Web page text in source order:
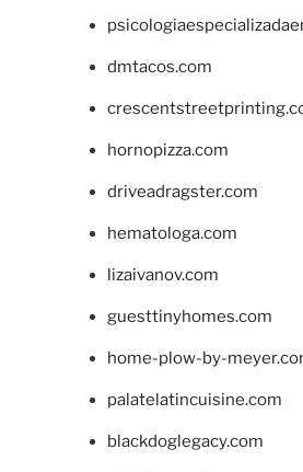
dmtacos.com
hornopizza.com
driveadragster.com
hematologa.com
lizaivanov.com
guesttinyhomes.com
home-plow-by-
palatelatincuisine.com
blackdoglegacy.com